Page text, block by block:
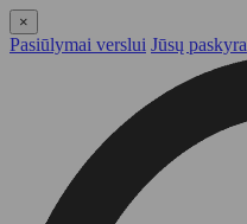
×
Pasiūlymai verslui Jūsų paskyra